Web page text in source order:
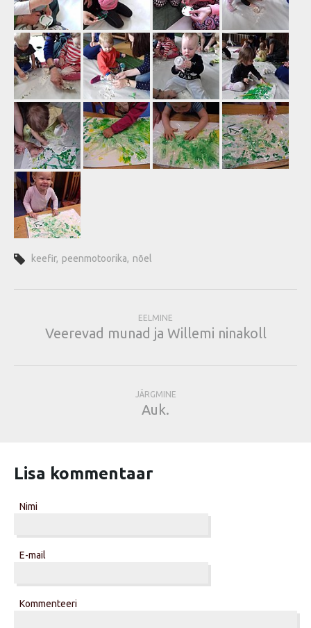
keefir, peenmotoorika, nõel
EELMINE
Veerevad munad ja Willemi ninakoll
JÄRGMINE
Auk.
Lisa kommentaar
Nimi
E-mail
Kommenteeri